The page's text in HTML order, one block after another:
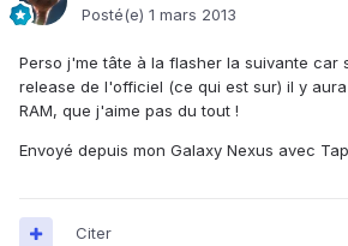
Posté(e) 1 mars 2013
Perso j'me tâte à la flasher la suivante car
release de l'officiel (ce qui est sur) il y
RAM, que j'aime pas du tout !
Envoyé depuis mon Galaxy Nexus avec
Citer